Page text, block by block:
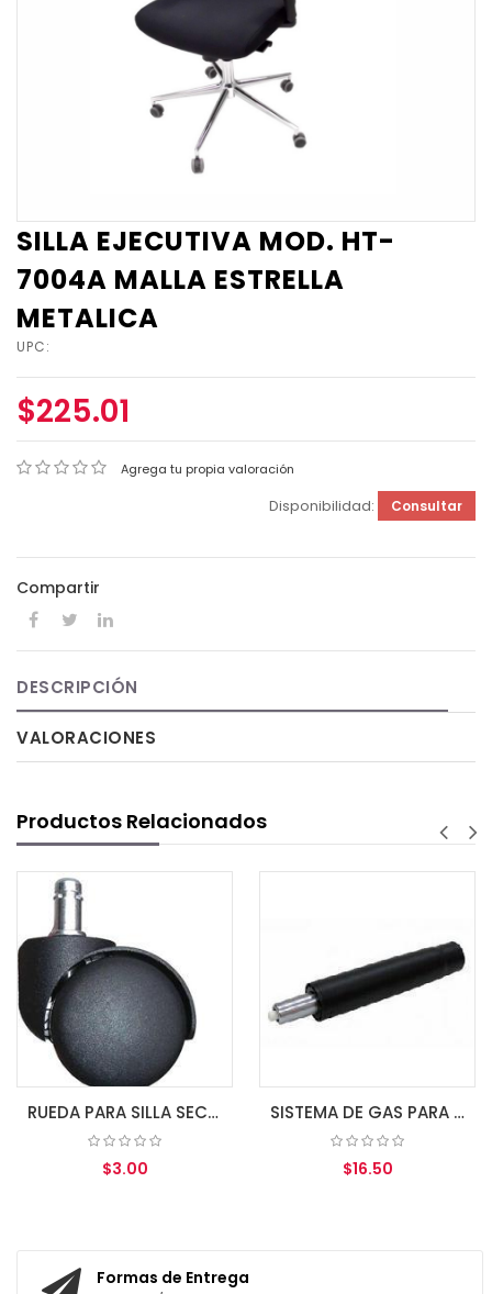
SILLA EJECUTIVA MOD. HT-
7004A MALLA ESTRELLA
METALICA
UPC:
$225.01
Agrega tu propia valoración
Disponibilidad: Consultar
Compartir
DESCRIPCIÓN
VALORACIONES
Productos Relacionados
RUEDA PARA SILLA SECRETARIAL
$3.00
SISTEMA DE GAS PARA SILLA SECRETARIAL 140MM
$16.50
Formas de Entrega